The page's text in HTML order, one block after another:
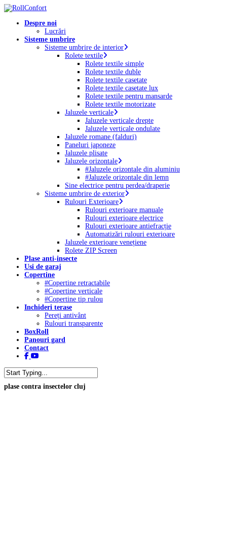
Skip
main
Menu
Despre noi
Lucrări
Sisteme umbrire
Sisteme umbrire de interior
Rolete textile
Rolete textile simple
Rolete textile duble
Rolete textile casetate
Rolete textile casetate lux
Rolete textile pentru mansarde
Rolete textile motorizate
Jaluzele verticale
Jaluzele verticale drepte
Jaluzele verticale ondulate
Jaluzele romane (falduri)
Paneluri japoneze
Jaluzele plisate
Jaluzele orizontale
#Jaluzele orizontale din aluminiu
#Jaluzele orizontale din lemn
Sine electrice pentru perdea/draperie
Sisteme umbrire de exterior
Rulouri Exterioare
Rulouri exterioare manuale
Rulouri exterioare electrice
Rulouri exterioare antiefracție
Automatizări rulouri exterioare
Jaluzele exterioare venețiene
Rolete ZIP Screen
Plase anti-insecte
Usi de garaj
Copertine
#Copertine retractabile
#Copertine verticale
#Copertine tip rulou
Inchideri terase
Pereți antivânt
Rulouri transparente
BoxRoll
Panouri gard
Contact
facebook
youtube
Search
plase contra insectelor cluj